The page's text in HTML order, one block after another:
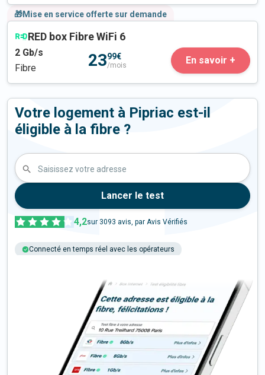
🎁Mise en service offerte sur demande
RED box Fibre WiFi 6
2 Gb/s
Fibre
2399€
/mois En savoir +
Votre logement à Pipriac est-il
éligible à la fibre ?
Saisissez votre adresse
Lancer le test
4,2sur 3093 avis, par Avis Vérifiés
Connecté en temps réel avec les opérateurs